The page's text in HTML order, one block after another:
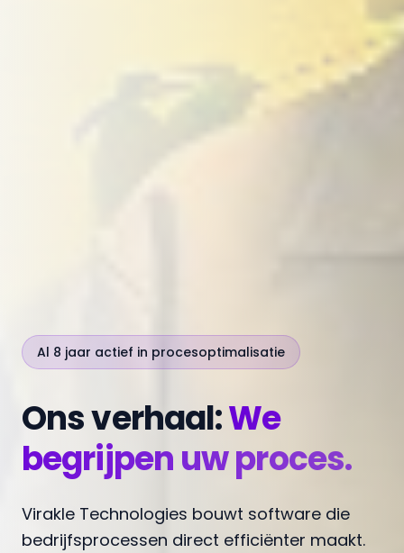
Al 8 jaar actief in procesoptimalisatie
Ons verhaal:We
begrijpen uw proces.
Virakle Technologies bouwt software die
bedrijfsprocessen direct efficiënter maakt.